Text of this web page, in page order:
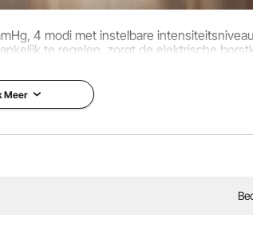
4 modi met instelbare
te regelen, zorgt de elektrische
Meer